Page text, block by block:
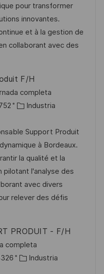
g
o
r
í
pour transformer
innovantes.
et à la gestion de
collaborant avec des
F/H
completa
C
t
e
g
o
r
í
Industria
Support Produit
à Bordeaux.
la qualité et la
l'analyse des
avec divers
relever des défis
PRODUIT - F/H
completa
C Industria